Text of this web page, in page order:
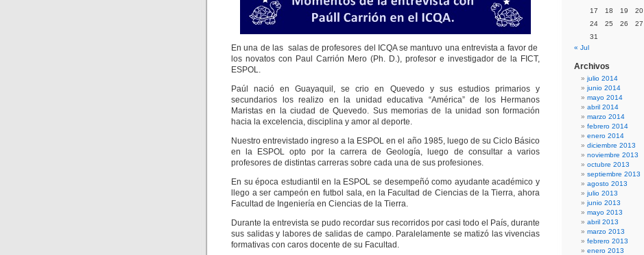
En una de las salas de profesores del ICQA se mantuvo una entrevista a favor de
los novatos con Paul Carrión Mero (Ph. D.), profesor e investigador de la FICT,
ESPOL.
Paúl nació en Guayaquil, se crio en Quevedo y sus estudios primarios y
secundarios los realizo en la unidad educativa “América” de los Hermanos
Maristas en la ciudad de Quevedo. Sus memorias de la unidad son formación
hacia la excelencia, disciplina y amor al deporte.
Nuestro entrevistado ingreso a la ESPOL en el año 1985, luego de su Ciclo Básico
en la ESPOL opto por la carrera de Geología, luego de consultar a varios
profesores de distintas carreras sobre cada una de sus profesiones.
En su época estudiantil en la ESPOL se desempeñó como ayudante académico y
llego a ser campeón en futbol sala, en la Facultad de Ciencias de la Tierra, ahora
Facultad de Ingeniería en Ciencias de la Tierra.
Durante la entrevista se pudo recordar sus recorridos por casi todo el País, durante
sus salidas y labores de salidas de campo. Paralelamente se matizó las vivencias
formativas con caros docente de su Facultad.
17
18 19 20
24
25 26 27
31
« Jul
Archivos
julio 2014
junio 2014
mayo 2014
abril 2014
marzo 2014
febrero 2014
enero 2014
diciembre 2013
noviembre 2013
octubre 2013
septiembre 2013
agosto 2013
julio 2013
junio 2013
mayo 2013
abril 2013
marzo 2013
febrero 2013
enero 2013